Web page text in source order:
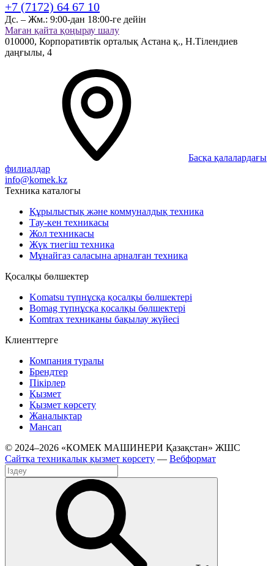
+7 (7172) 64 67 10
Дс. – Жм.: 9:00-дан 18:00-ге дейін
Маған қайта қоңырау шалу
010000, Корпоративтік орталық Астана қ., Н.Тілендиев
даңғылы, 4
Басқа қалалардағы
филиалдар
info@komek.kz
Техника каталогы
Құрылыстық және коммуналдық техника
Тау-кен техникасы
Жол техникасы
Жүк тиегіш техника
Мұнайгаз саласына арналған техника
Қосалқы бөлшектер
Komatsu түпнұсқа қосалқы бөлшектері
Bomag түпнұсқа қосалқы бөлшектері
Komtrax техниканы бақылау жүйесі
Клиенттерге
Компания туралы
Брендтер
Пікірлер
Қызмет
Қызмет көрсету
Жаңалықтар
Мансап
© 2024–2026 «КОМЕК МАШИНЕРИ Қазақстан» ЖШС
Сайтқа техникалық қызмет көрсету — Вебформат